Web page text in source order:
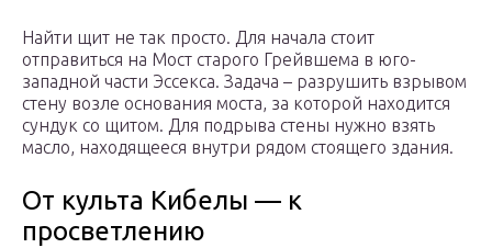
Найти щит не так просто. Для начала стоит
отправиться на Мост старого Грейвшема в юго-
западной части Эссекса. Задача – разрушить взрывом
стену возле основания моста, за которой находится
сундук со щитом. Для подрыва стены нужно взять
масло, находящееся внутри рядом стоящего здания.
От культа Кибелы — к
просветлению